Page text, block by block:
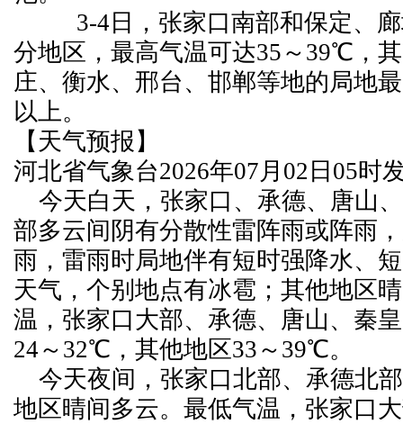
3-4日，张家口南部和保定、廊
分地区，最高气温可达35～39℃，
庄、衡水、邢台、邯郸等地的局地
以上。
【天气预报】
河北省气象台2026年07月02日05时
今天白天，张家口、承德、唐山
部多云间阴有分散性雷阵雨或阵雨
雨，雷雨时局地伴有短时强降水、
天气，个别地点有冰雹；其他地区
温，张家口大部、承德、唐山、秦
24～32℃，其他地区33～39℃。
今天夜间，张家口北部、承德北
地区晴间多云。最低气温，张家口